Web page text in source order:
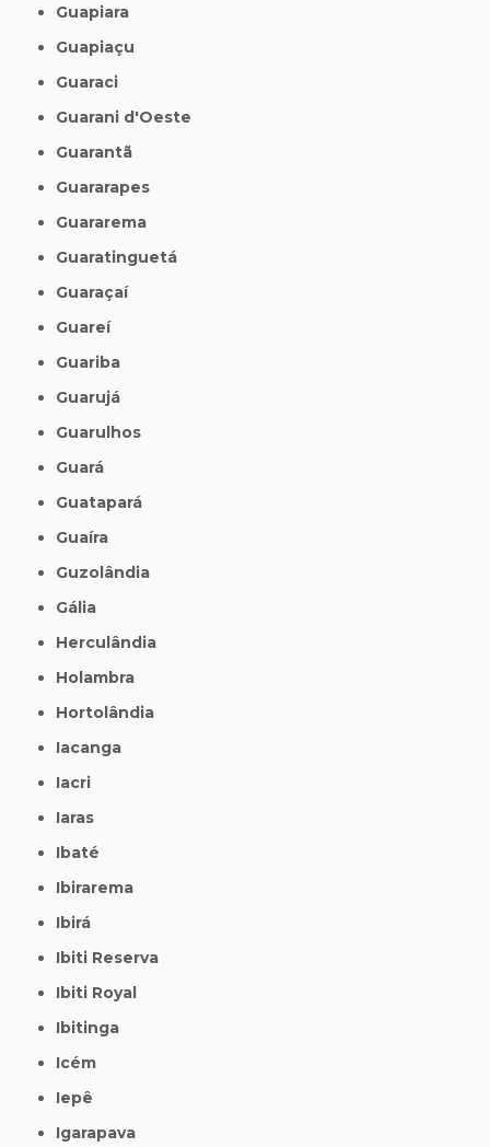
Guapiara
Guapiaçu
Guaraci
Guarani d'Oeste
Guarantã
Guararapes
Guararema
Guaratinguetá
Guaraçaí
Guareí
Guariba
Guarujá
Guarulhos
Guará
Guatapará
Guaíra
Guzolândia
Gália
Herculândia
Holambra
Hortolândia
Iacanga
Iacri
Iaras
Ibaté
Ibirarema
Ibirá
Ibiti Reserva
Ibiti Royal
Ibitinga
Icém
Iepê
Igarapava